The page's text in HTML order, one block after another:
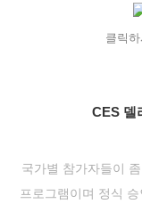
클릭
CES 델
국가별 참가자들이
프로그램이며 정식